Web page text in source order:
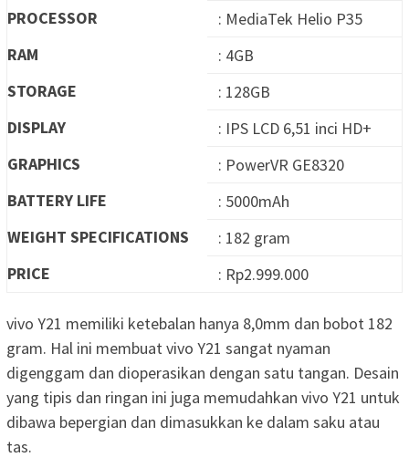
PROCESSOR
: MediaTek Helio P35
RAM
: 4GB
STORAGE
: 128GB
DISPLAY
: IPS LCD 6,51 inci HD+
GRAPHICS
: PowerVR GE8320
BATTERY LIFE
: 5000mAh
WEIGHT SPECIFICATIONS
: 182 gram
PRICE
: Rp2.999.000
vivo Y21 memiliki ketebalan hanya 8,0mm dan bobot 182
gram. Hal ini membuat vivo Y21 sangat nyaman
digenggam dan dioperasikan dengan satu tangan. Desain
yang tipis dan ringan ini juga memudahkan vivo Y21 untuk
dibawa bepergian dan dimasukkan ke dalam saku atau
tas.